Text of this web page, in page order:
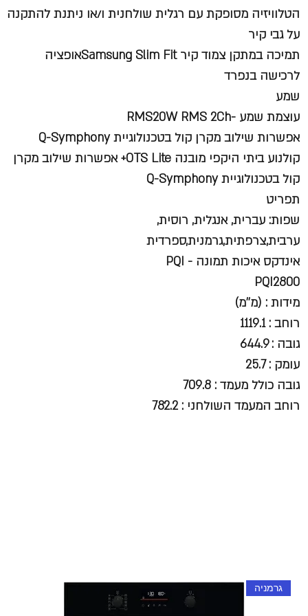
הטלוויזיה מסופקת עם רגלית שולחנית ו/או ניתנת להתקנה
על גבי קיר
תמיכה במתקן צמוד קיר Samsung Slim Fitאופציה
לרכישה בנפרד
שמע
עוצמת שמע -RMS20W RMS 2Ch
אפשרות שילוב מקרן קול בטכנולוגיית Q-Symphony
קולנוע ביתי היקפי מובנה OTS Lite+ אפשרות שילוב מקרן
קול בטכנולוגיית Q-Symphony
תפריט
שפות: עברית, אנגלית, רוסית,
ערבית,צרפתית,גרמנית,ספרדית
אינדקס איכות תמונה - PQI
PQI2800
מידות : (מ''מ)
רוחב : 1119.1
גובה : 644.9
עומק : 25.7
גובה כולל מעמד : 709.8
רוחב המעמד השולחני : 782.2
גרמניה